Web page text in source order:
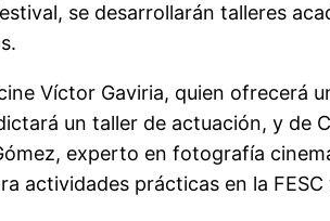
se desarrollarán talleres
Víctor Gaviria, quien ofrecerá
un taller de actuación, y de
experto en fotografía
actividades prácticas en la FESC